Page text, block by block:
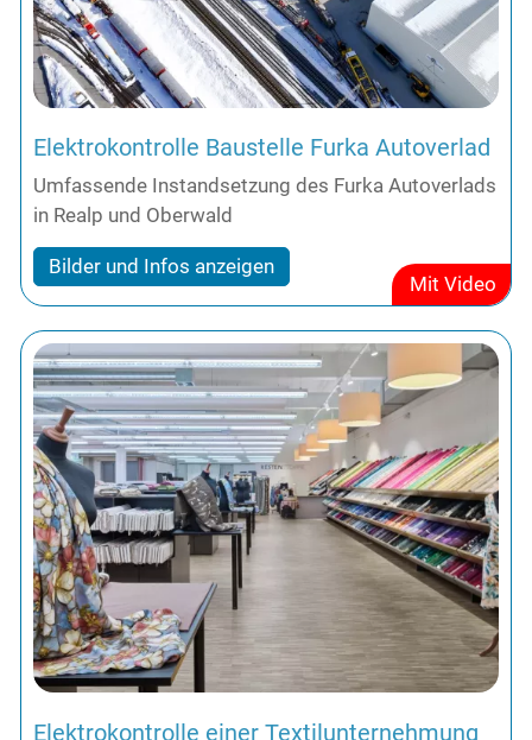
Elektrokontrolle Baustelle Furka Autoverlad
Umfassende Instandsetzung des Furka Autoverlads
in Realp und Oberwald
Bilder und Infos anzeigen
Mit Video
Elektrokontrolle einer Textilunternehmung